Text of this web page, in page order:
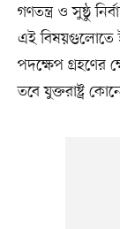
গণতন্ত্র ও সুষ্ঠু
এই বিষয়গুলোতে
পদক্ষেপ গ্রহণের
তবে যুক্তরাষ্ট্র